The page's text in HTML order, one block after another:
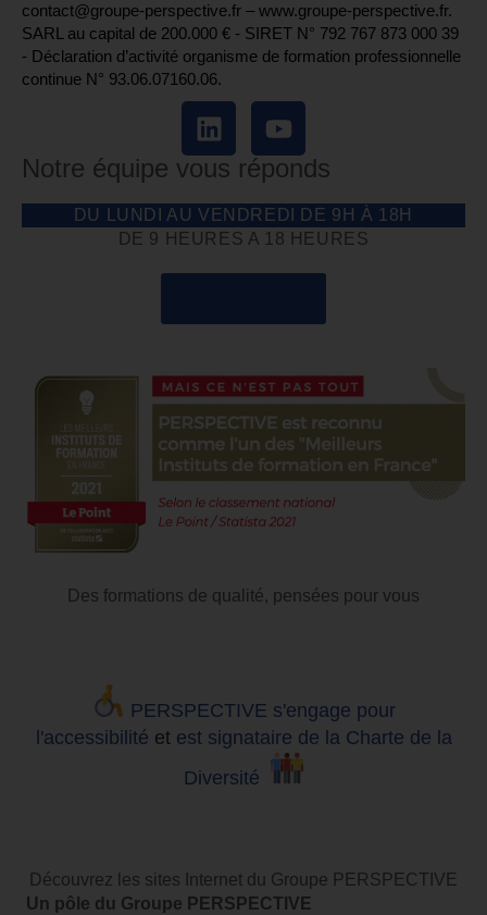
contact@groupe-perspective.fr – www.groupe-perspective.fr.
SARL au capital de 200.000 € - SIRET N° 792 767 873 000 39
- Déclaration d’activité organisme de formation professionnelle
continue N° 93.06.07160.06.
Notre équipe vous réponds
DU LUNDI AU VENDREDI DE 9H À 18H
DE 9 HEURES A 18 HEURES
Des formations de qualité, pensées pour vous
PERSPECTIVE s'engage pour
l'accessibilité et est signataire de la Charte de la
Diversité
Découvrez les sites Internet du Groupe PERSPECTIVE
Un pôle du Groupe PERSPECTIVE